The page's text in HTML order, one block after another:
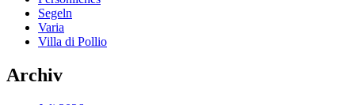
Segeln
Varia
Villa di Pollio
Archiv